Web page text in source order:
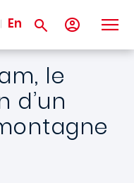
En
le
d’un